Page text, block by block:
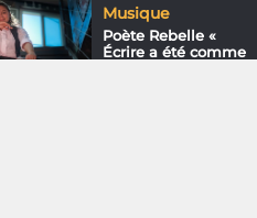
Musique
Poète Rebelle «
Écrire a été comme